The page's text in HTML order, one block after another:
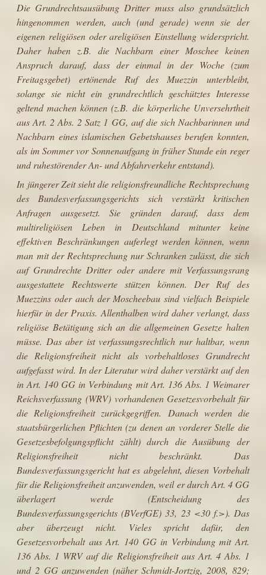
Die Grundrechtsausübung Dritter muss also grundsätzlich
hingenommen werden, auch (und gerade) wenn sie der
eigenen religiösen oder areligiösen Einstellung widerspricht.
Daher haben z.B. die Nachbarn einer Moschee keinen
Anspruch darauf, dass der einmal in der Woche (zum
Freitagsgebet) ertönende Ruf des Muezzin unterbleibt,
solange sie nicht ein grundrechtlich geschütztes Interesse
geltend machen können (z.B. die körperliche Unversehrtheit
aus Art. 2 Abs. 2 Satz 1 GG, auf die sich Nachbarinnen und
Nachbarn eines islamischen Gebetshauses berufen konnten,
als im Sommer vor Sonnenaufgang in früher Stunde ein reger
und ruhestörender An- und Abfahrverkehr entstand).
In jüngerer Zeit sieht die religionsfreundliche Rechtsprechung
des Bundes­verfassungsgerichts sich verstärkt kritischen
Anfragen ausgesetzt. Sie gründen darauf, dass dem
multireligiösen Leben in Deutschland mitunter keine
effektiven Beschränkungen auferlegt werden können, wenn
man mit der Recht­sprechung nur Schranken zulässt, die sich
auf Grundrechte Dritter oder andere mit Verfassungsrang
ausgestattete Rechtswerte stützen können. Der Ruf des
Muezzins oder auch der Moscheebau sind vielfach Beispiele
hierfür in der Praxis. Allenthalben wird daher verlangt, dass
religiöse Betätigung sich an die allgemeinen Gesetze halten
müsse. Das aber ist verfassungsrechtlich nur halt­bar, wenn
die Religionsfreiheit nicht als vorbehaltloses Grundrecht
aufgefasst wird. In der Literatur wird daher verstärkt auf den
in Art. 140 GG in Verbindung mit Art. 136 Abs. 1 Weimarer
Reichsverfassung (WRV) vorhandenen Gesetzesvorbehalt für
die Religionsfreiheit zurückgegriffen. Danach werden die
staatsbürgerlichen Pflichten (zu denen an vorderer Stelle die
Gesetzes­befolgungspflicht zählt) durch die Ausübung der
Religionsfreiheit nicht beschränkt. Das
Bundesverfassungsgericht hat es abgelehnt, diesen Vorbehalt
für die Religionsfreiheit anzuwenden, weil er durch Art. 4 GG
überlagert werde (Entscheidung des
Bundesverfassungsgerichts (BVerfGE) 33, 23 <30 f.>). Das
aber überzeugt nicht. Vieles spricht dafür, den
Gesetzesvorbehalt aus Art. 140 GG in Verbindung mit Art.
136 Abs. 1 WRV auf die Religionsfreiheit aus Art. 4 Abs. 1
und 2 GG anzuwenden (näher Schmidt-Jortzig, 2008, 829;